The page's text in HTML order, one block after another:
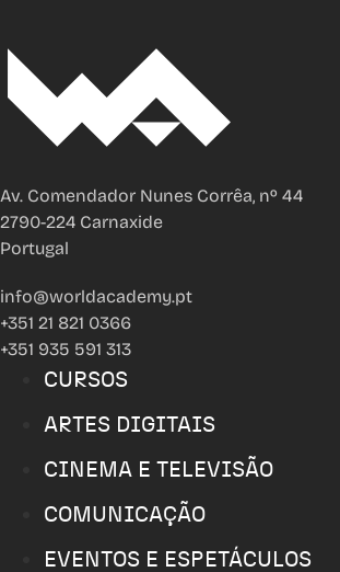
Av. Comendador Nunes Corrêa, nº 44
2790-224 Carnaxide
Portugal
info@worldacademy.pt
+351 21 821 0366
+351 935 591 313
CURSOS
ARTES DIGITAIS
CINEMA E TELEVISÃO
COMUNICAÇÃO
EVENTOS E ESPETÁCULOS